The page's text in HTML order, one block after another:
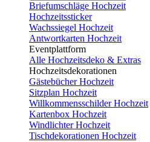
Briefumschläge Hochzeit
Hochzeitssticker
Wachssiegel Hochzeit
Antwortkarten Hochzeit
Eventplattform
Alle Hochzeitsdeko & Extras
Hochzeitsdekorationen
Gästebücher Hochzeit
Sitzplan Hochzeit
Willkommensschilder Hochzeit
Kartenbox Hochzeit
Windlichter Hochzeit
Tischdekorationen Hochzeit